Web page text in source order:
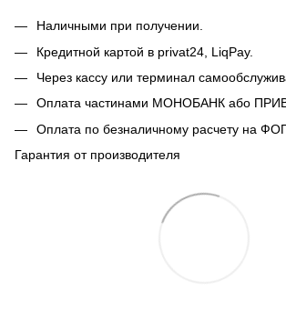
Наличными при получении.
Кредитной картой в privat24, LiqPay.
Через кассу или терминал
Оплата частинами МОНОБАНК або
Оплата по безналичному расчету на
Гарантия от производителя